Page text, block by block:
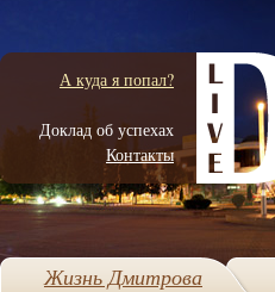
А куда я попал?
Доклад об успехах
Контакты
Жизнь Дмитрова